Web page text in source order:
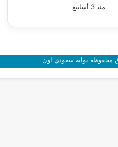
منذ 3 أسابيع